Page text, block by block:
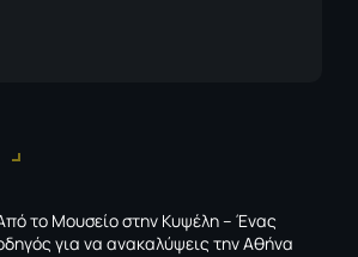
το Μουσείο στην Κυψέλη – Ένας
για να ανακαλύψεις την Αθήνα